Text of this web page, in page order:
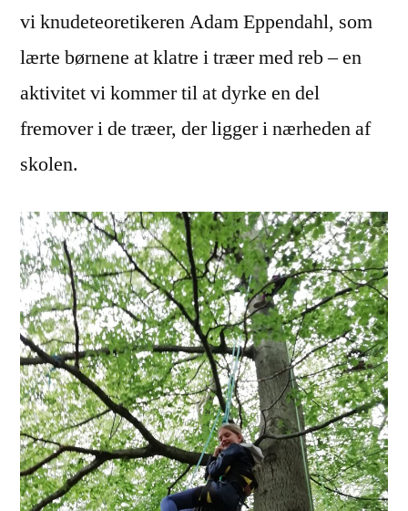
vi knudeteoretikeren Adam Eppendahl, som
lærte børnene at klatre i træer med reb – en
aktivitet vi kommer til at dyrke en del
fremover i de træer, der ligger i nærheden af
skolen.